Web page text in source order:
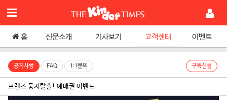
홈 신문소개 기사보기 고객센터 이벤트
공지사항 FAQ 1:1문의 구독신청
프렌즈 둥지탈출! 예매권 이벤트